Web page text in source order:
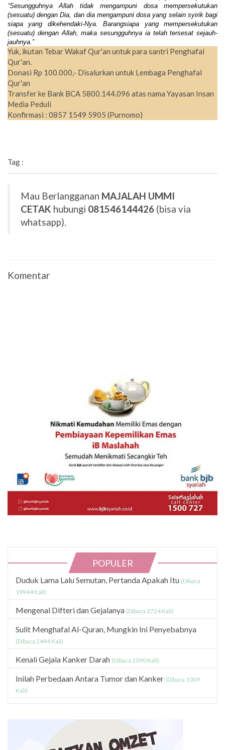
“Sesungguhnya Allah tidak mengampuni dosa mempersekutukan
(sesuatu) dengan Dia, dan dia mengampuni dosa yang selain syirik bagi
siapa yang dikehendaki-Nya. Barangsiapa yang mempersekutukan
(sesuatu) dengan Allah, maka sesungguhnya ia telah tersesat sejauh-
jauhnya. ”
Yuk, ikutan Tebar Wakaf Qur'an untuk para santri Penghafal
Qur'an.
Donasi Rp 100.000,- Disalurkan untuk Lembaga Penghafal
Qur'an
Transfer ke Bank BCA 5800.144.096 atas nama Yayasan Insan
Media Peduli
Konfirmasi : 0857 1549 5905 (Purnomo)
Tag :
Mau Berlangganan MAJALAH UMMI
CETAK hubungi 081546144426 (bisa via
whatsapp).
Komentar
POPULER
Duduk Lama Lalu Semutan, Pertanda Apakah Itu (Dibaca
19944 Kali)
Mengenal Difteri dan Gejalanya (Dibaca 3724 Kali)
Sulit Menghafal Al-Quran, Mungkin Ini Penyebabnya
(Dibaca 2494 Kali)
Kenali Gejala Kanker Darah (Dibaca 2090 Kali)
Inilah Perbedaan Antara Tumor dan Kanker (Dibaca 1009
Kali)